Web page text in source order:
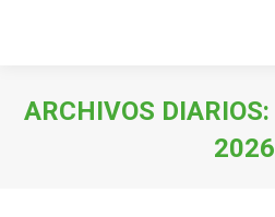
ARCHIVOS DIARIOS:
2026